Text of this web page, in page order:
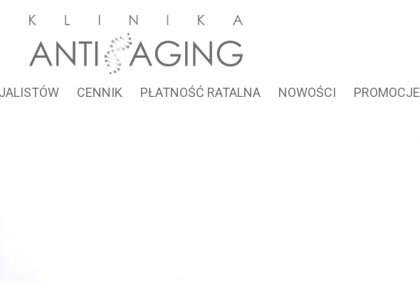
CENNIK PŁATNOŚĆ RATALNA NOWOŚCI PROMOCJE